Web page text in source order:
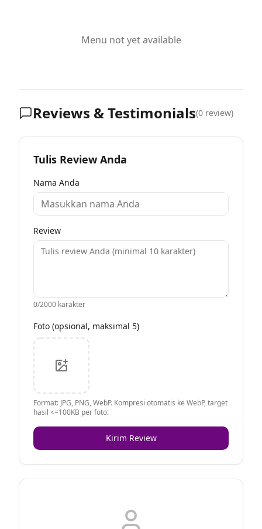
Menu not yet available
Reviews & Testimonials(0 review)
Tulis Review Anda
Nama Anda
Review
0/2000 karakter
Foto (opsional, maksimal 5)
Format: JPG, PNG, WebP. Kompresi otomatis ke WebP, target
hasil <=100KB per foto.
Kirim Review